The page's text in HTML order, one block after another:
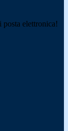
posta elettronica!